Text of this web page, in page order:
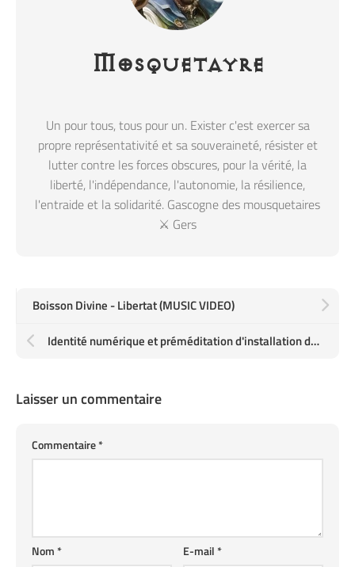
Mosquetayre
Un pour tous, tous pour un. Exister c'est exercer sa
propre représentativité et sa souveraineté, résister et
lutter contre les forces obscures, pour la vérité, la
liberté, l'indépendance, l'autonomie, la résilience,
l'entraide et la solidarité. Gascogne des mousquetaires
⚔️ Gers
Boisson Divine - Libertat (MUSIC VIDEO)
Identité numérique et préméditation d'installation de régimes totalitaires
Laisser un commentaire
Commentaire*
E-mail*
Nom*